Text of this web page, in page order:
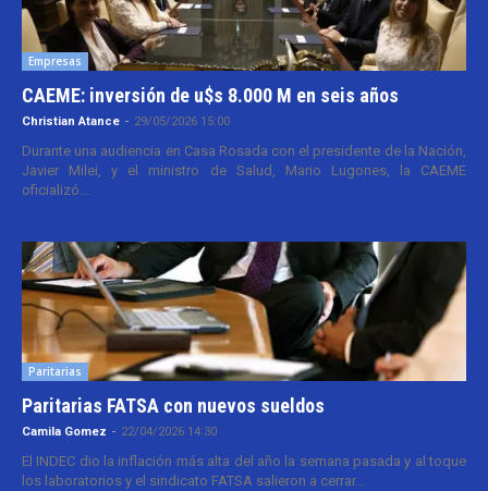
Empresas
CAEME: inversión de u$s 8.000 M en seis años
Christian Atance - 29/05/2026 15:00
Durante una audiencia en Casa Rosada con el presidente de la Nación,
Javier Milei, y el ministro de Salud, Mario Lugones, la CAEME
oficializó...
Paritarias
Paritarias FATSA con nuevos sueldos
Camila Gomez - 22/04/2026 14:30
El INDEC dio la inflación más alta del año la semana pasada y al toque
los laboratorios y el sindicato FATSA salieron a cerrar...